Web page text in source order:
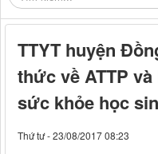
TTYT huyện
thức về ATTP
sức khỏe học
Thứ tư - 23/08/2017 08:23